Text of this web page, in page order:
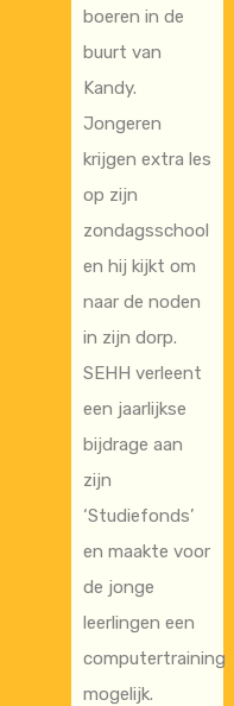
boeren in de
buurt van
Kandy.
Jongeren
krijgen extra les
op zijn
zondagsschool
en hij kijkt om
naar de noden
in zijn dorp.
SEHH verleent
een jaarlijkse
bijdrage aan
zijn
‘Studiefonds’
en maakte voor
de jonge
leerlingen een
computertraining
mogelijk.